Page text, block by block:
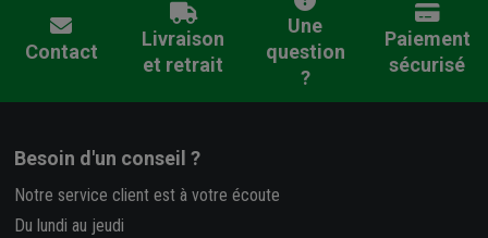
Contact
Livraison
et retrait
Une
question
?
Paiement
sécurisé
Besoin d'un conseil ?
Notre service client est à votre écoute
Du lundi au jeudi